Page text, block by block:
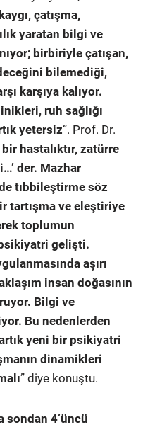
çatışma,
yaratan bilgi ve
birbiriyle çatışan,
bilemediği,
karşıya kalıyor.
ruh sağlığı
yetersiz“. Prof. Dr.
hastalıktır, zatürre
der. Mazhar
tıbbileştirme söz
tartışma ve eleştiriye
toplumun
gelişti.
aşırı
insan doğasının
Bilgi ve
Bu nedenlerden
yeni bir psikiyatri
dinamikleri
” diye konuştu.
sondan 4’üncü